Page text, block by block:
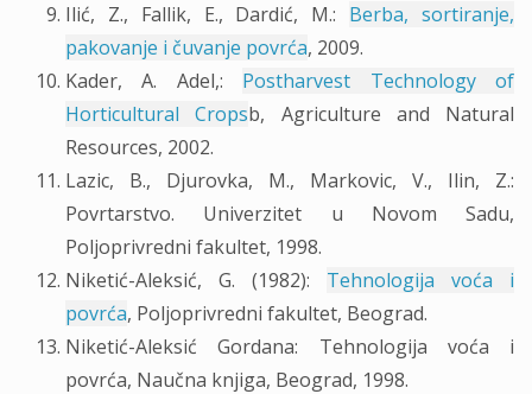
Ilić, Z., Fallik, E., Dardić, M.: Berba, sortiranje,
pakovanje i čuvanje povrća, 2009.
Kader, A. Adel,: Postharvest Technology of
Horticultural Cropsb, Agriculture and Natural
Resources, 2002.
Lazic, B., Djurovka, M., Markovic, V., Ilin, Z.:
Povrtarstvo. Univerzitet u Novom Sadu,
Poljoprivredni fakultet, 1998.
Niketić-Aleksić, G. (1982): Tehnologija voća i
povrća, Poljoprivredni fakultet, Beograd.
Niketić-Aleksić Gordana: Tehnologija voća i
povrća, Naučna knjiga, Beograd, 1998.